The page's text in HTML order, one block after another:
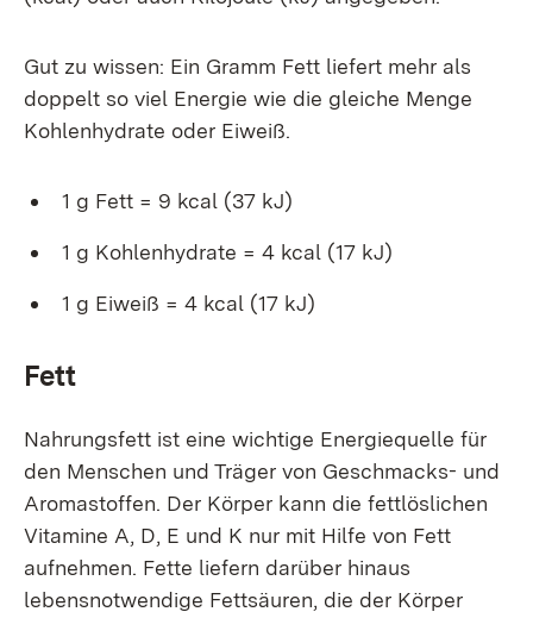
Gut zu wissen: Ein Gramm Fett liefert mehr als
doppelt so viel Energie wie die gleiche Menge
Kohlenhydrate oder Eiweiß.
1 g Fett = 9 kcal (37 kJ)
1 g Kohlenhydrate = 4 kcal (17 kJ)
1 g Eiweiß = 4 kcal (17 kJ)
Fett
Nahrungsfett ist eine wichtige Energiequelle für
den Menschen und Träger von Geschmacks- und
Aromastoffen. Der Körper kann die fettlöslichen
Vitamine A, D, E und K nur mit Hilfe von Fett
aufnehmen. Fette liefern darüber hinaus
lebensnotwendige Fettsäuren, die der Körper